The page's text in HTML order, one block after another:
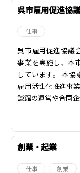
呉市雇用促進協
仕事
呉市雇用促進協議
事業を実施し、本
しています。 本協
雇用活性化推進事
談館の運営や合同
創業・起業
仕事 創業